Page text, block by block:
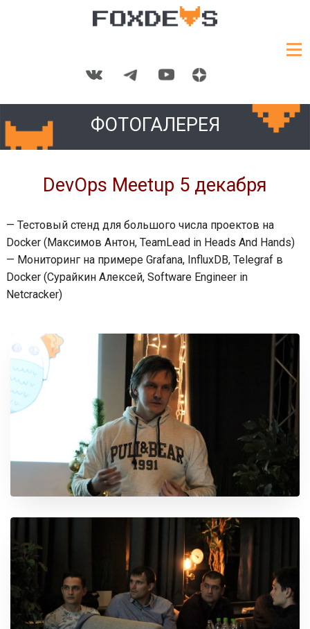
ФОТОГАЛЕРЕЯ
DevOps Meetup 5 декабря
— Тестовый стенд для большого числа проектов на
Docker (Максимов Антон, TeamLead in Heads And Hands)
— Мониторинг на примере Grafana, InfluxDB, Telegraf в
Docker (Сурайкин Алексей, Software Engineer in
Netcracker)